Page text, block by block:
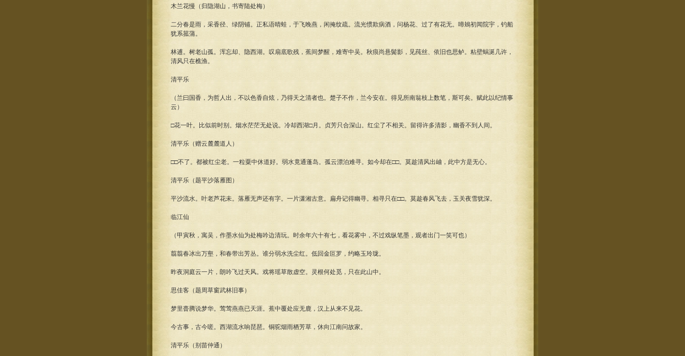
木兰花慢（归隐湖山，书寄陆处梅）
二分春是雨，采香径、绿阴铺。正私语晴蛙，于飞晚燕，闲掩纹疏。流光惯欺病酒，问杨花、过了有花无。啼鴂初闻院宇，钓船
犹系菰蒲。
林逋。树老山孤。浑忘却、隐西湖。叹扇底歌残，蕉间梦醒，难寄中吴。秋痕尚悬鬓影，见莼丝、依旧也思鲈。粘壁蜗涎几许，
清风只在樵渔。
清平乐
（兰曰国香，为哲人出，不以色香自炫，乃得天之清者也。楚子不作，兰今安在。得见所南翁枝上数笔，斯可矣。赋此以纪情事
云）
□花一叶。比似前时别。烟水茫茫无处说。冷却西湖□月。贞芳只合深山。红尘了不相关。留得许多清影，幽香不到人间。
清平乐（赠云麓麓道人）
□□不了。都被红尘老。一粒粟中休道好。弱水竟通蓬岛。孤云漂泊难寻。如今却在□□。莫趁清风出岫，此中方是无心。
清平乐（题平沙落雁图）
平沙流水。叶老芦花未。落雁无声还有字。一片潇湘古意。扁舟记得幽寻。相寻只在□□。莫趁春风飞去，玉关夜雪犹深。
临江仙
（甲寅秋，寓吴，作墨水仙为处梅吟边清玩。时余年六十有七，看花雾中，不过戏纵笔墨，观者出门一笑可也）
翦翦春冰出万壑，和春带出芳丛。谁分弱水洗尘红。低回金叵罗，约略玉玲珑。
昨夜洞庭云一片，朗吟飞过天风。戏将瑶草散虚空。灵根何处觅，只在此山中。
思佳客（题周草窗武林旧事）
梦里瞢腾说梦华。莺莺燕燕已天涯。蕉中覆处应无鹿，汉上从来不见花。
今古事，古今嗟。西湖流水响琵琶。铜驼烟雨栖芳草，休向江南问故家。
清平乐（别苗仲通）